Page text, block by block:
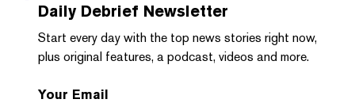
Daily Debrief Newsletter
Start every day with the top news stories right now,
plus original features, a podcast, videos and more.
Your Email